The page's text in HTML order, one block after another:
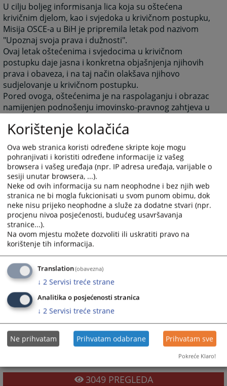
U cilju boljeg informisanja lica koja su oštećena
krivičnim djelom, kao i svjedoka u krivičnom postupku,
Misija OSCE-a u BiH je pripremila letak pod nazivom
"Upoznaj svoja prava i dužnosti".
Ovaj letak oštećenima i svjedocima u krivičnom
postupku daje jasna i konkretna objašnjenja njihovih
prava i obaveza, i na taj način olakšava njihovo
sudjelovanje u krivičnom postupku.
Pored ovoga, oštećenima je na raspolaganju i obrazac
namijenjen podnošenju imovinsko-pravnog zahtjeva u
Primjena ovog uputstva i obrasca ima za cilj olakšati
ostvarivanje prava oštećenih u krivičnom postupku u
BiH, te pružiti podršku oštećenima kroz osiguravanje
praktičnih informacija o njihovom pravnom položaju.
3041PREGLEDA
Linkovi
Prateći dokumenti
Obrazac za podnosenje zahtjeva za pristup
3049PREGLEDA
Korištenje kolačića
Ova web stranica koristi određene skripte koje mogu
pohranjivati i koristiti određene informacije iz vašeg
browsera i vašeg uređaja (npr. IP adresa uređaja, varijable o
sesiji unutar browsera, ...).
Neke od ovih informacija su nam neophodne i bez njih web
stranica ne bi mogla fukcionisati u svom punom obimu, dok
neke nisu prijeko neophodne a služe za dodatne stvari (npr.
procjenu nivoa posjećenosti, budućeg usavršavanja
stranice...).
Na ovom mjestu možete dozvoliti ili uskratiti pravo na
korištenje tih informacija.
Translation(obavezna)
↓ 2 Servisi treće strane
Analitika o posjećenosti stranica
↓ 2 Servisi treće strane
Ne prihvatam Prihvatam odabrane Prihvatam sve
Pokreće Klaro!